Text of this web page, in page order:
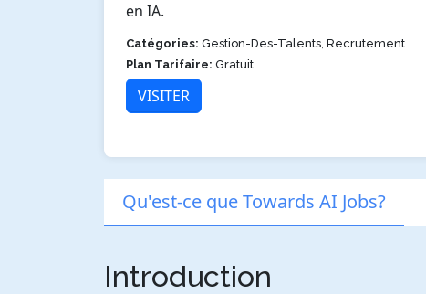
en IA.
Catégories: Gestion-Des-Talents, Recrutement
Plan Tarifaire: Gratuit
VISITER
Qu'est-ce que Towards AI Jobs?
Introduction